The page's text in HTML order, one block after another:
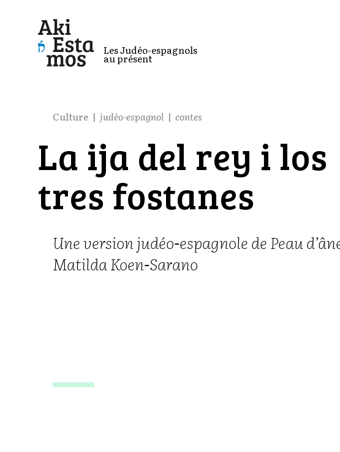
Les Judéo-espagnols
au présent
Culture judéo-espagnol contes
La ija del rey i los
tres fostanes
Une version judéo-espagnole de Peau
Matilda Koen-Sarano